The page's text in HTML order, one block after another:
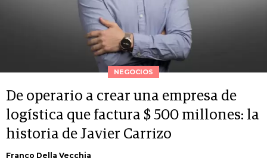
NEGOCIOS
De operario a crear una empresa de
logística que factura $ 500 millones: la
historia de Javier Carrizo
Franco Della Vecchia